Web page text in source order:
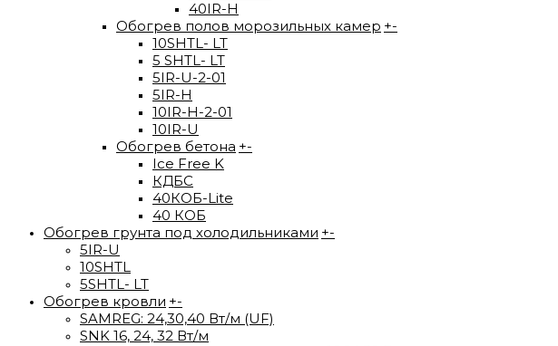
40IR-H
Обогрев полов морозильных камер +-
10SHTL- LT
5 SHTL- LT
5IR-U-2-01
5IR-H
10IR-H-2-01
10IR-U
Обогрев бетона +-
Ice Free K
КДБС
40КОБ-Lite
40 КОБ
Обогрев грунта под холодильниками +-
5IR-U
10SHTL
5SHTL- LT
Обогрев кровли +-
SAMREG: 24,30,40 Вт/м (UF)
SNK 16, 24, 32 Вт/м